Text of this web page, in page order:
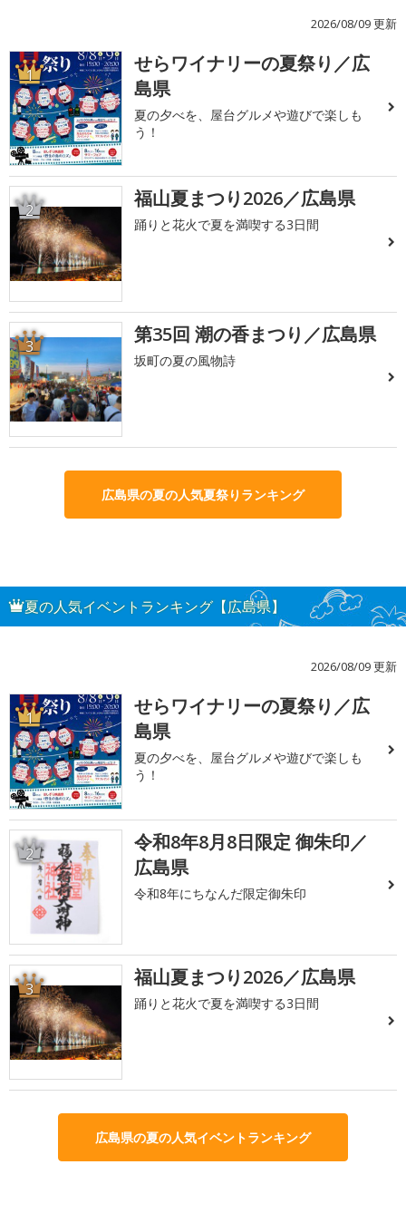
2026/08/09 更新
1
せらワイナリーの夏祭り／広
島県
夏の夕べを、屋台グルメや遊びで楽しも
う！
2 福山夏まつり2026／広島県
踊りと花火で夏を満喫する3日間
3 第35回 潮の香まつり／広島県
坂町の夏の風物詩
広島県の夏の人気夏祭りランキング
夏の人気イベントランキング【広島県】
2026/08/09 更新
1
せらワイナリーの夏祭り／広
島県
夏の夕べを、屋台グルメや遊びで楽しも
う！
2
令和8年8月8日限定 御朱印／
広島県
令和8年にちなんだ限定御朱印
3 福山夏まつり2026／広島県
踊りと花火で夏を満喫する3日間
広島県の夏の人気イベントランキング